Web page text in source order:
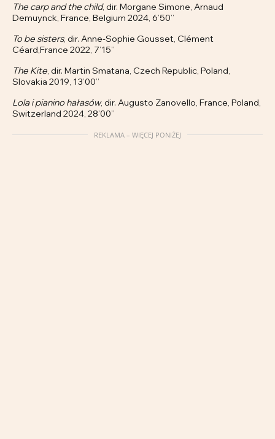
The carp and the child, dir. Morgane Simone, Arnaud
Demuynck, France, Belgium 2024, 6’50’’
To be sisters, dir. Anne-Sophie Gousset, Clément
Céard,France 2022, 7’15’’
The Kite, dir. Martin Smatana, Czech Republic, Poland,
Slovakia 2019, 13’00’’
Lola i pianino hałasów, dir. Augusto Zanovello, France, Poland,
Switzerland 2024, 28’00’’
REKLAMA – WIĘCEJ PONIŻEJ